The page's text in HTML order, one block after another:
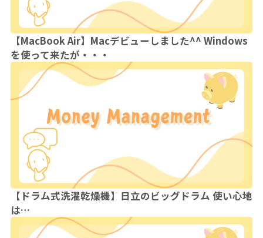
【MacBook Air】Macデビューしました^^ Windows
を使って来たが・・・
【ドラム式洗濯乾燥機】日立のビッグドラム 使い心地
は…